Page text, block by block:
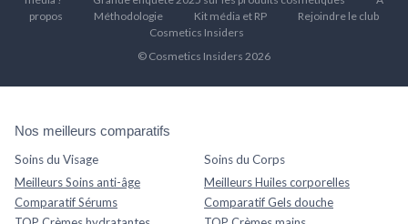
propos
Méthodologie Kit média et RP
Rejoindre le club
Cosmetics Insiders
© Cosmetics Insiders 2026
Nos meilleurs comparatifs
Soins du Visage
Meilleurs Soins anti-âge
Comparatif Sérums
Soins du Corps
Meilleurs Huiles corporelles
Comparatif Gels douche